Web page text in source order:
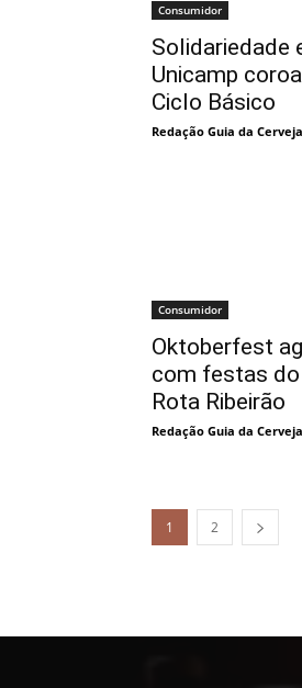
Consumidor
Solidariedade
Unicamp
Ciclo Básico
Redação Guia da Cerveja
Consumidor
Oktoberfest
com festas
Rota Ribeirão
Redação Guia da Cerveja
1 2